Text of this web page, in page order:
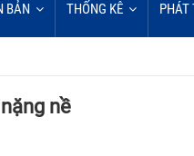
BẢN THỐNG KÊ PHÁT
nề